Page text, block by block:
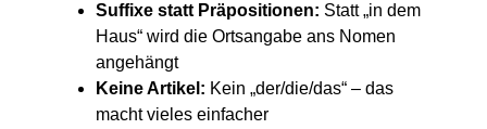
Suffixe statt Präpositionen: Statt „in dem
Haus“ wird die Ortsangabe ans Nomen
angehängt
Keine Artikel: Kein „der/die/das“ – das
macht vieles einfacher